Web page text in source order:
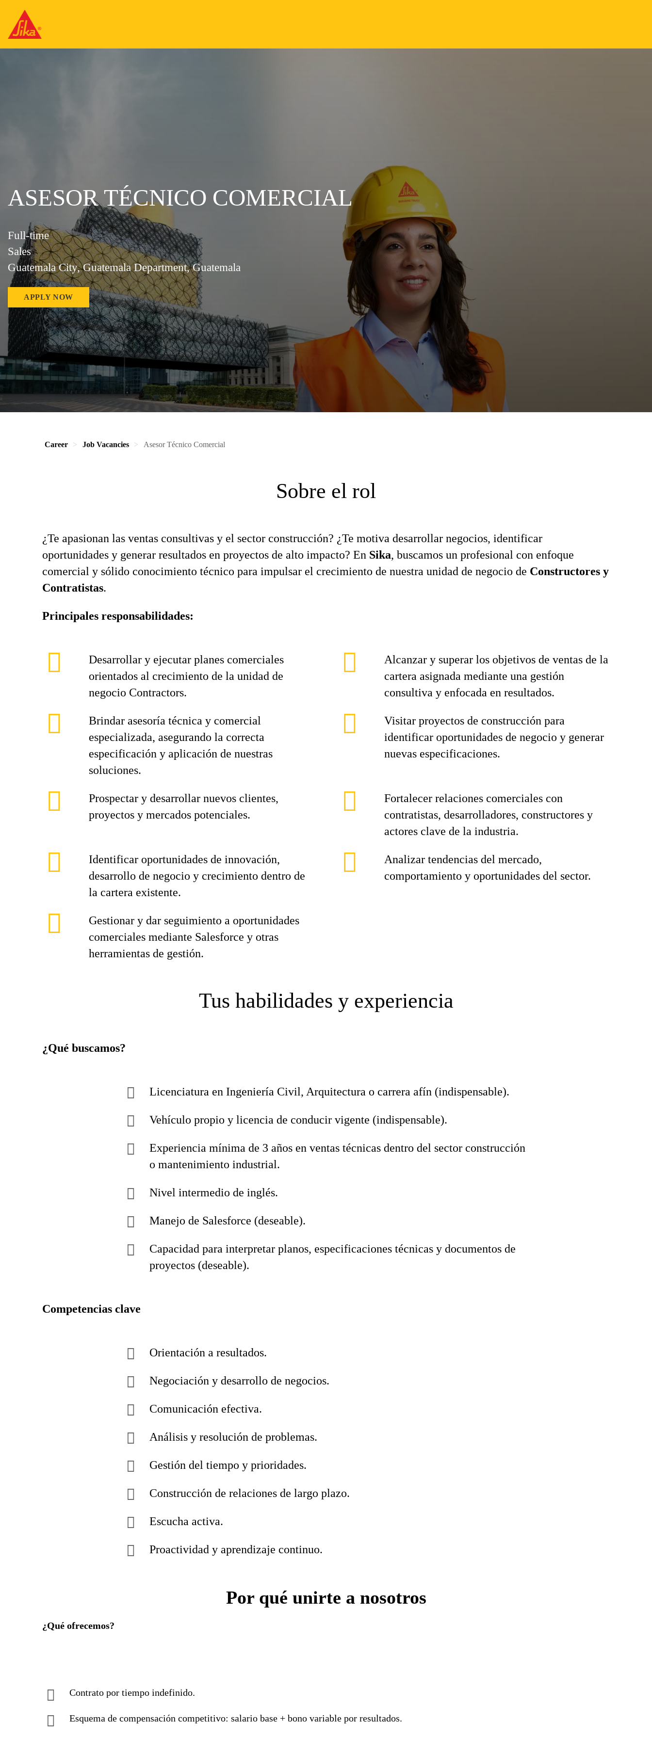
ASESOR TÉCNICO COMERCIAL
Full-time
Sales
Guatemala City, Guatemala Department, Guatemala
APPLY NOW
Career Job Vacancies Asesor Técnico Comercial
Sobre el rol
¿Te apasionan las ventas consultivas y el sector construcción? ¿Te motiva desarrollar negocios, identificar
oportunidades y generar resultados en proyectos de alto impacto? En Sika, buscamos un profesional con enfoque
comercial y sólido conocimiento técnico para impulsar el crecimiento de nuestra unidad de negocio de Constructores y
Contratistas.
Principales responsabilidades:
Desarrollar y ejecutar planes comerciales
orientados al crecimiento de la unidad de
negocio Contractors.
Alcanzar y superar los objetivos de ventas de la
cartera asignada mediante una gestión
consultiva y enfocada en resultados.
Brindar asesoría técnica y comercial
especializada, asegurando la correcta
especificación y aplicación de nuestras
soluciones.
Visitar proyectos de construcción para
identificar oportunidades de negocio y generar
nuevas especificaciones.
Prospectar y desarrollar nuevos clientes,
proyectos y mercados potenciales.
Fortalecer relaciones comerciales con
contratistas, desarrolladores, constructores y
actores clave de la industria.
Identificar oportunidades de innovación,
desarrollo de negocio y crecimiento dentro de
la cartera existente.
Analizar tendencias del mercado,
comportamiento y oportunidades del sector.
Gestionar y dar seguimiento a oportunidades
comerciales mediante Salesforce y otras
herramientas de gestión.
Tus habilidades y experiencia
¿Qué buscamos?
Licenciatura en Ingeniería Civil, Arquitectura o carrera afín (indispensable).
Vehículo propio y licencia de conducir vigente (indispensable).
Experiencia mínima de 3 años en ventas técnicas dentro del sector construcción
o mantenimiento industrial.
Nivel intermedio de inglés.
Manejo de Salesforce (deseable).
Capacidad para interpretar planos, especificaciones técnicas y documentos de
proyectos (deseable).
Competencias clave
Orientación a resultados.
Negociación y desarrollo de negocios.
Comunicación efectiva.
Análisis y resolución de problemas.
Gestión del tiempo y prioridades.
Construcción de relaciones de largo plazo.
Escucha activa.
Proactividad y aprendizaje continuo.
Por qué unirte a nosotros
¿Qué ofrecemos?
Contrato por tiempo indefinido.
Esquema de compensación competitivo: salario base + bono variable por resultados.